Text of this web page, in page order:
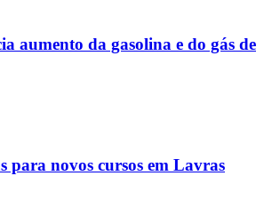
aumento da gasolina e do gás de
para novos cursos em Lavras